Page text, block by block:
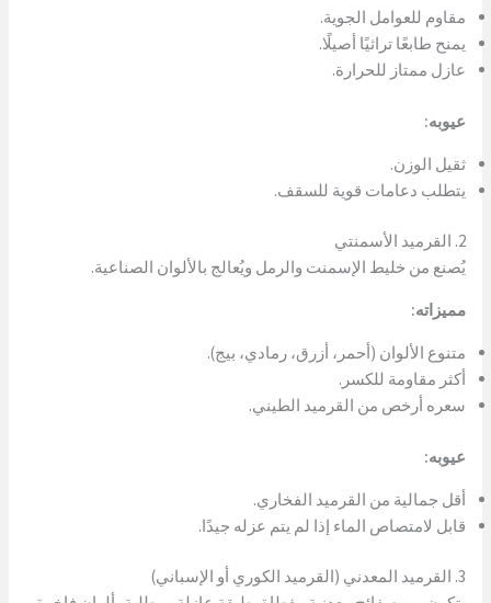
مقاوم للعوامل الجوية.
يمنح طابعًا تراثيًا أصيلًا.
عازل ممتاز للحرارة.
عيوبه:
ثقيل الوزن.
يتطلب دعامات قوية للسقف.
2. القرميد الأسمنتي
يُصنع من خليط الإسمنت والرمل ويُعالج بالألوان الصناعية.
مميزاته:
متنوع الألوان (أحمر، أزرق، رمادي، بيج).
أكثر مقاومة للكسر.
سعره أرخص من القرميد الطيني.
عيوبه:
أقل جمالية من القرميد الفخاري.
قابل لامتصاص الماء إذا لم يتم عزله جيدًا.
3. القرميد المعدني (القرميد الكوري أو الإسباني)